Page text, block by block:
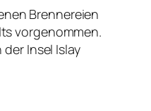
Brennereien
vorgenommen.
Insel Islay